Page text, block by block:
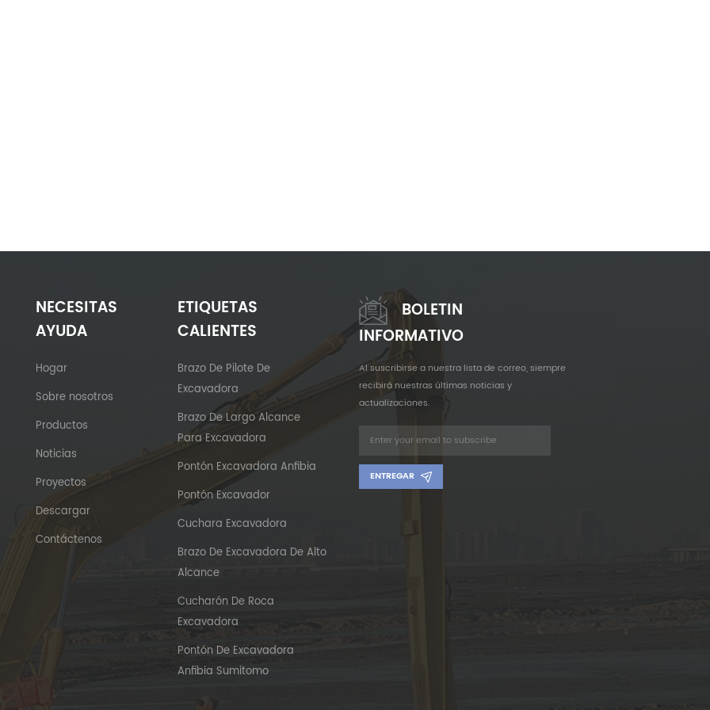
NECESITAS
AYUDA
Hogar
Sobre nosotros
Productos
Noticias
Proyectos
Descargar
Contáctenos
ETIQUETAS
CALIENTES
Brazo De Pilote De
Excavadora
Brazo De Largo Alcance
Para Excavadora
Pontón Excavadora Anfibia
Pontón Excavador
Cuchara Excavadora
Brazo De Excavadora De Alto
Alcance
Cucharón De Roca
Excavadora
Pontón De Excavadora
Anfibia Sumitomo
BOLETIN
INFORMATIVO
Al suscribirse a nuestra lista de correo, siempre
recibirá nuestras últimas noticias y
actualizaciones.
ENTREGAR